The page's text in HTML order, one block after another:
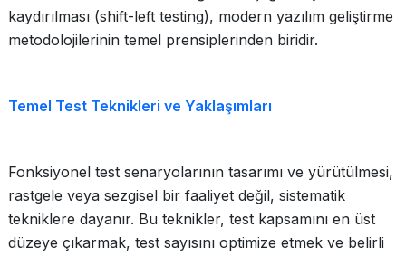
kaydırılması (shift-left testing), modern yazılım geliştirme
metodolojilerinin temel prensiplerinden biridir.
Temel Test Teknikleri ve Yaklaşımları
Fonksiyonel test senaryolarının tasarımı ve yürütülmesi,
rastgele veya sezgisel bir faaliyet değil, sistematik
tekniklere dayanır. Bu teknikler, test kapsamını en üst
düzeye çıkarmak, test sayısını optimize etmek ve belirli